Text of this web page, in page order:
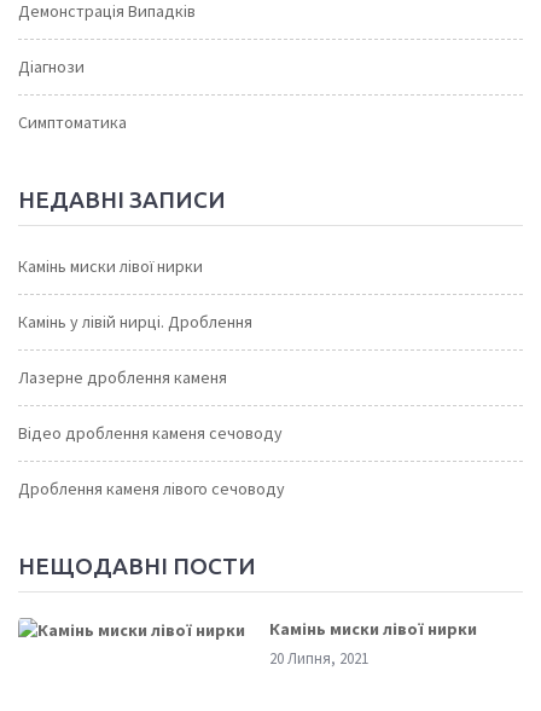
Демонстрація Випадків
Діагнози
Симптоматика
НЕДАВНІ ЗАПИСИ
Камінь миски лівої нирки
Камінь у лівій нирці. Дроблення
Лазерне дроблення каменя
Відео дроблення каменя сечоводу
Дроблення каменя лівого сечоводу
НЕЩОДАВНІ ПОСТИ
Камінь миски лівої нирки
20 Липня, 2021